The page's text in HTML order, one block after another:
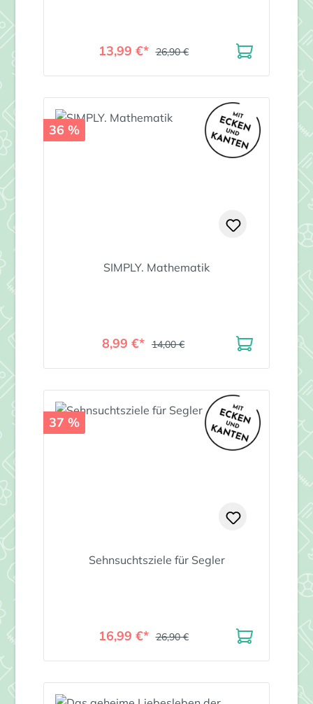
13,99 €* 26,90 €
36 %
SIMPLY. Mathematik
8,99 €* 14,00 €
37 %
Sehnsuchtsziele für Segler
16,99 €* 26,90 €